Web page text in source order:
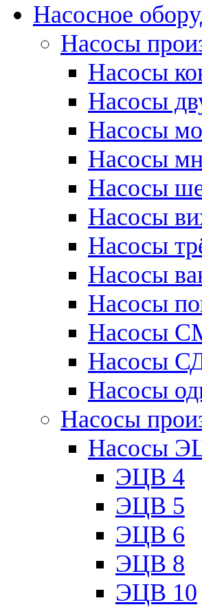
Насосное
Насосы
Насосы
Насосы
Насосы
Насосы
Насосы
Насосы
Насосы
Насосы
Насосы
Насосы
Насосы
Насосы
Насосы
Насосы
ЭЦВ 4
ЭЦВ 5
ЭЦВ 6
ЭЦВ 8
ЭЦВ 10